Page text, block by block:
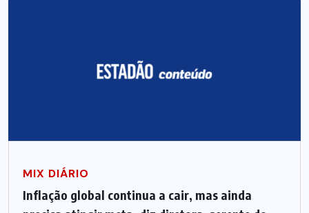
MIX DIÁRIO
Inflação global continua a cair, mas ainda